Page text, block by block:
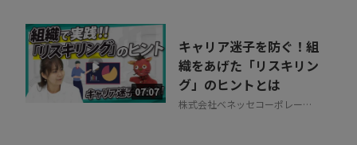
07:07
キャリア迷子を防ぐ！組
織をあげた「リスキリン
グ」のヒントとは
株式会社ベネッセコーポレーシ